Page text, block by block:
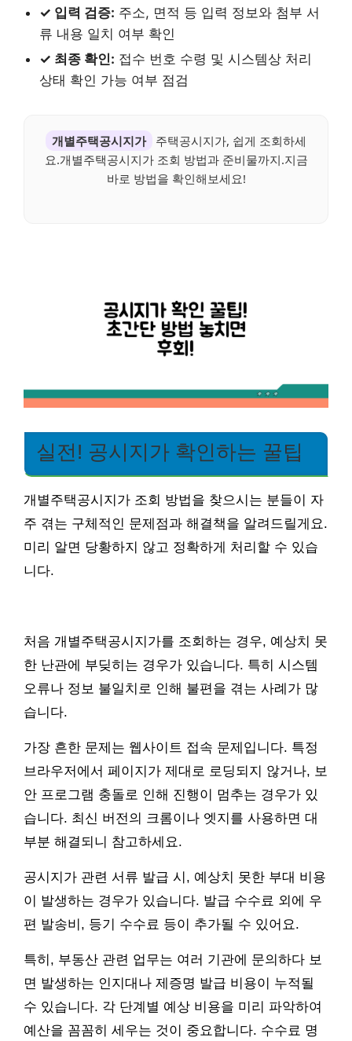
✓ 입력 검증: 주소, 면적 등 입력 정보와 첨부 서
류 내용 일치 여부 확인
✓ 최종 확인: 접수 번호 수령 및 시스템상 처리
상태 확인 가능 여부 점검
개별주택공시지가
주택공시지가, 쉽게 조회하세
요.개별주택공시지가 조회 방법과 준비물까지.지금
바로 방법을 확인해보세요!
실전! 공시지가 확인하는 꿀팁
개별주택공시지가 조회 방법을 찾으시는 분들이 자
주 겪는 구체적인 문제점과 해결책을 알려드릴게요.
미리 알면 당황하지 않고 정확하게 처리할 수 있습
니다.
처음 개별주택공시지가를 조회하는 경우, 예상치 못
한 난관에 부딪히는 경우가 있습니다. 특히 시스템
오류나 정보 불일치로 인해 불편을 겪는 사례가 많
습니다.
가장 흔한 문제는 웹사이트 접속 문제입니다. 특정
브라우저에서 페이지가 제대로 로딩되지 않거나, 보
안 프로그램 충돌로 인해 진행이 멈추는 경우가 있
습니다. 최신 버전의 크롬이나 엣지를 사용하면 대
부분 해결되니 참고하세요.
공시지가 관련 서류 발급 시, 예상치 못한 부대 비용
이 발생하는 경우가 있습니다. 발급 수수료 외에 우
편 발송비, 등기 수수료 등이 추가될 수 있어요.
특히, 부동산 관련 업무는 여러 기관에 문의하다 보
면 발생하는 인지대나 제증명 발급 비용이 누적될
수 있습니다. 각 단계별 예상 비용을 미리 파악하여
예산을 꼼꼼히 세우는 것이 중요합니다. 수수료 명